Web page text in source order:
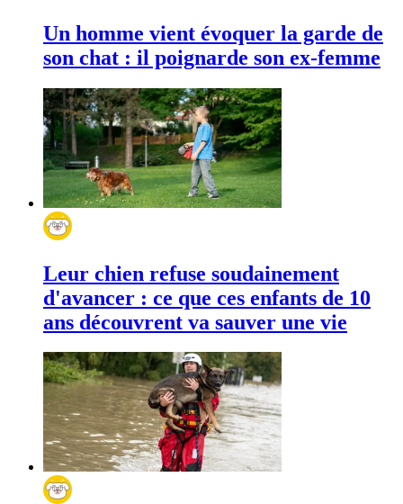
Un homme vient évoquer la garde de
son chat : il poignarde son ex-femme
Leur chien refuse soudainement
d'avancer : ce que ces enfants de 10
ans découvrent va sauver une vie